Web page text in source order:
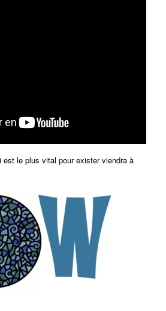
le plus vital pour exister viendra à